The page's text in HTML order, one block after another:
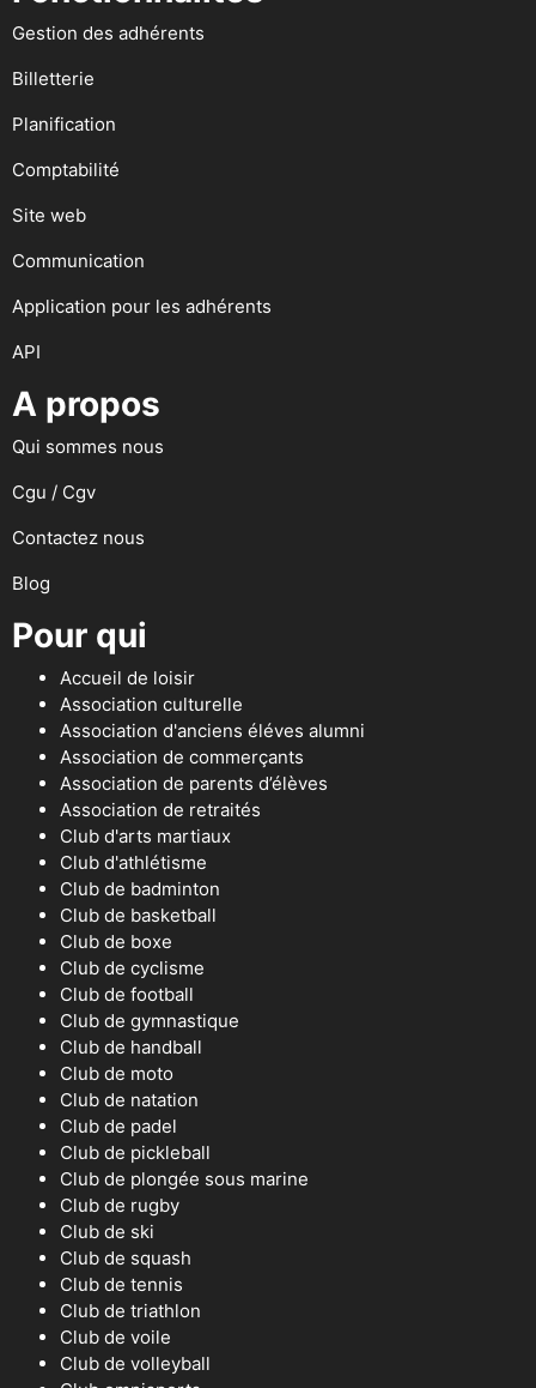
Gestion des adhérents
Billetterie
Planification
Comptabilité
Site web
Communication
Application pour les adhérents
API
A propos
Qui sommes nous
Cgu / Cgv
Contactez nous
Blog
Pour qui
Accueil de loisir
Association culturelle
Association d'anciens éléves alumni
Association de commerçants
Association de parents d’élèves
Association de retraités
Club d'arts martiaux
Club d'athlétisme
Club de badminton
Club de basketball
Club de boxe
Club de cyclisme
Club de football
Club de gymnastique
Club de handball
Club de moto
Club de natation
Club de padel
Club de pickleball
Club de plongée sous marine
Club de rugby
Club de ski
Club de squash
Club de tennis
Club de triathlon
Club de voile
Club de volleyball